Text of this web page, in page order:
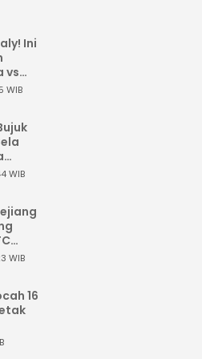
Ini
vs
WIB
WIB
Two
WIB
16